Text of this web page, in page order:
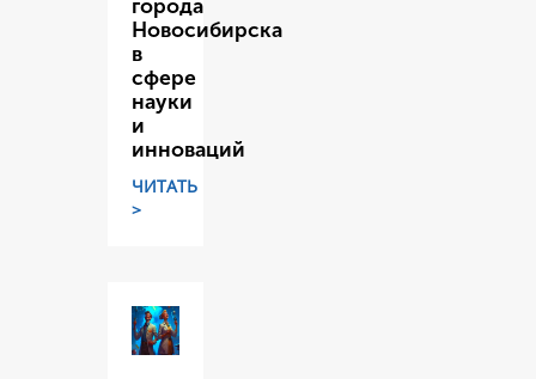
города
Новосибирска
в
сфере
науки
и
инноваций
ЧИТАТЬ
>